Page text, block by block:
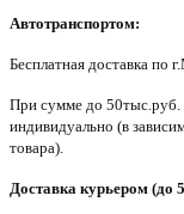
Автотранспортом:
Бесплатная доставка по
При сумме до 50тыс.руб.
индивидуально (в
товара).
Доставка курьером (до